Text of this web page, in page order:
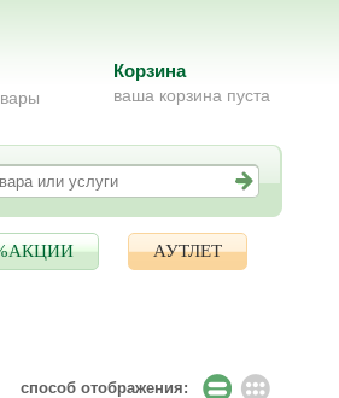
Корзина
ваша корзина пуста
АУТЛЕТ
способ отображения: